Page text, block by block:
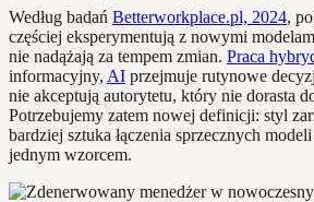
Według badań Betterworkplace.pl, 2024,
częściej eksperymentują z nowymi
nie nadążają za tempem zmian. Praca
informacyjny, AI przejmuje rutynowe
nie akceptują autorytetu, który nie dorasta
Potrzebujemy zatem nowej definicji: styl
bardziej sztuka łączenia sprzecznych
jednym wzorcem.